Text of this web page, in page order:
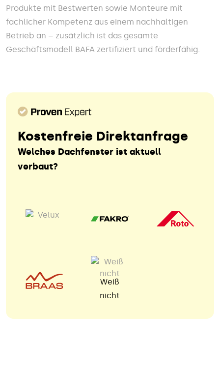
Produkte mit Bestwerten sowie Monteure mit
fachlicher Kompetenz aus einem nachhaltigen
Betrieb an – zusätzlich ist das gesamte
Geschäftsmodell BAFA zertifiziert und förderfähig.
Kostenfreie Direktanfrage
Welches Dachfenster ist aktuell
verbaut?
Weiß
nicht